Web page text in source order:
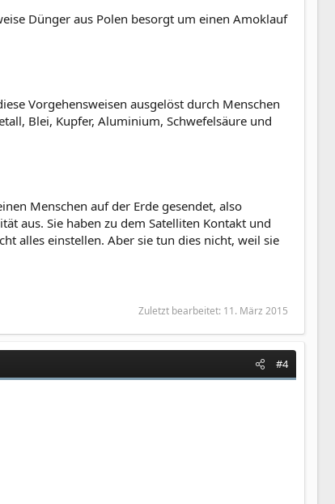
Dünger aus Polen besorgt um einen Amoklauf
Vorgehensweisen ausgelöst durch Menschen
Blei, Kupfer, Aluminium, Schwefelsäure und
Menschen auf der Erde gesendet, also
aus. Sie haben zu dem Satelliten Kontakt und
alles einstellen. Aber sie tun dies nicht, weil sie
Zuletzt bearbeitet: 11. März 2015
#4